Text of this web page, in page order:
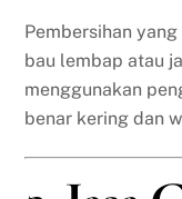
Pembersihan
bau lembap atau
menggunakan
benar kering dan